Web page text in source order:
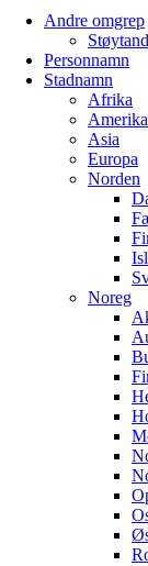
Andre omgrep
Personnamn
Stadnamn
Afrika
Amerika
Asia
Europa
Norden
Noreg